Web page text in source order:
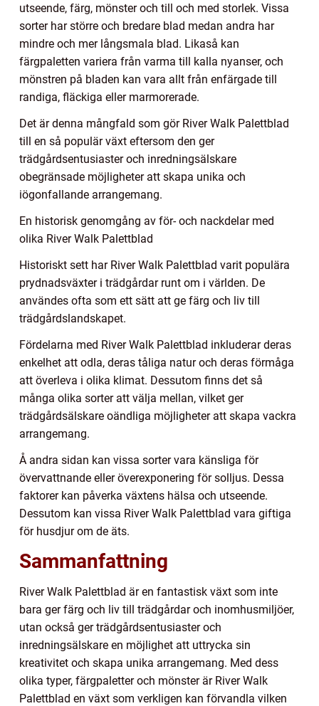
utseende, färg, mönster och till och med storlek. Vissa
sorter har större och bredare blad medan andra har
mindre och mer långsmala blad. Likaså kan
färgpaletten variera från varma till kalla nyanser, och
mönstren på bladen kan vara allt från enfärgade till
randiga, fläckiga eller marmorerade.
Det är denna mångfald som gör River Walk Palettblad
till en så populär växt eftersom den ger
trädgårdsentusiaster och inredningsälskare
obegränsade möjligheter att skapa unika och
iögonfallande arrangemang.
En historisk genomgång av för- och nackdelar med
olika River Walk Palettblad
Historiskt sett har River Walk Palettblad varit populära
prydnadsväxter i trädgårdar runt om i världen. De
användes ofta som ett sätt att ge färg och liv till
trädgårdslandskapet.
Fördelarna med River Walk Palettblad inkluderar deras
enkelhet att odla, deras tåliga natur och deras förmåga
att överleva i olika klimat. Dessutom finns det så
många olika sorter att välja mellan, vilket ger
trädgårdsälskare oändliga möjligheter att skapa vackra
arrangemang.
Å andra sidan kan vissa sorter vara känsliga för
övervattnande eller överexponering för solljus. Dessa
faktorer kan påverka växtens hälsa och utseende.
Dessutom kan vissa River Walk Palettblad vara giftiga
för husdjur om de äts.
Sammanfattning
River Walk Palettblad är en fantastisk växt som inte
bara ger färg och liv till trädgårdar och inomhusmiljöer,
utan också ger trädgårdsentusiaster och
inredningsälskare en möjlighet att uttrycka sin
kreativitet och skapa unika arrangemang. Med dess
olika typer, färgpaletter och mönster är River Walk
Palettblad en växt som verkligen kan förvandla vilken